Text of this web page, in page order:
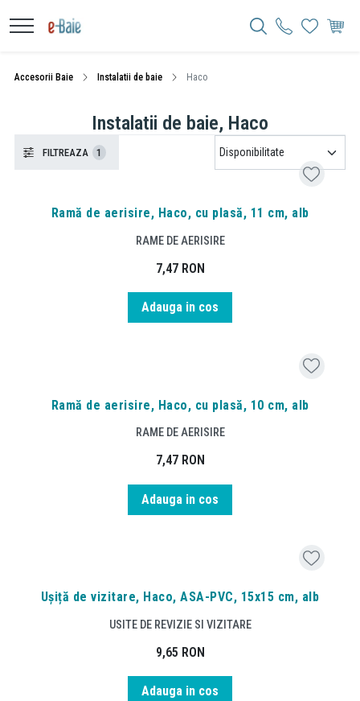
Accesorii Baie Instalatii de baie Haco
Instalatii de baie, Haco
FILTREAZA 1
Ramă de aerisire, Haco, cu plasă, 11 cm, alb
RAME DE AERISIRE
7,47 RON
Adauga in cos
Ramă de aerisire, Haco, cu plasă, 10 cm, alb
RAME DE AERISIRE
7,47 RON
Adauga in cos
Ușiță de vizitare, Haco, ASA-PVC, 15x15 cm, alb
USITE DE REVIZIE SI VIZITARE
9,65 RON
Adauga in cos